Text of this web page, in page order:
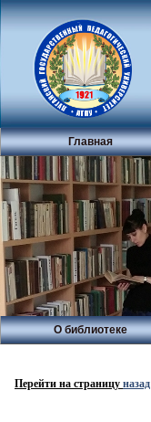
Главная
О библиотеке
Перейти на страницу назад